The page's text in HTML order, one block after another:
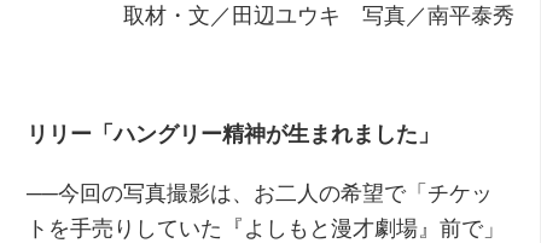
取材・文／田辺ユウキ 写真／南平泰秀
リリー「ハングリー精神が生まれました」
──今回の写真撮影は、お二人の希望で「チケッ
トを手売りしていた『よしもと漫才劇場』前で」